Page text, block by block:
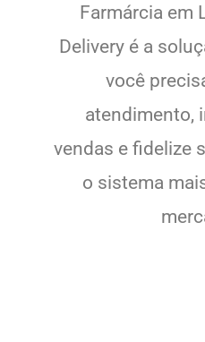
Farmárcia em
Delivery é a
você
atendimento,
vendas e fidelize
o sistema